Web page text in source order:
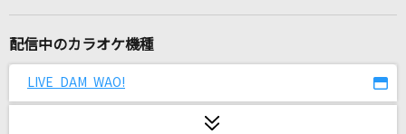
Moonshine
配信中のカラオケ機種
LIVE DAM WAO!